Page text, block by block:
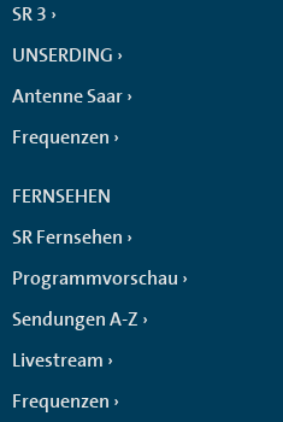
SR 3
UNSERDING
Antenne Saar
Frequenzen
FERNSEHEN
SR Fernsehen
Programmvorschau
Sendungen A-Z
Livestream
Frequenzen